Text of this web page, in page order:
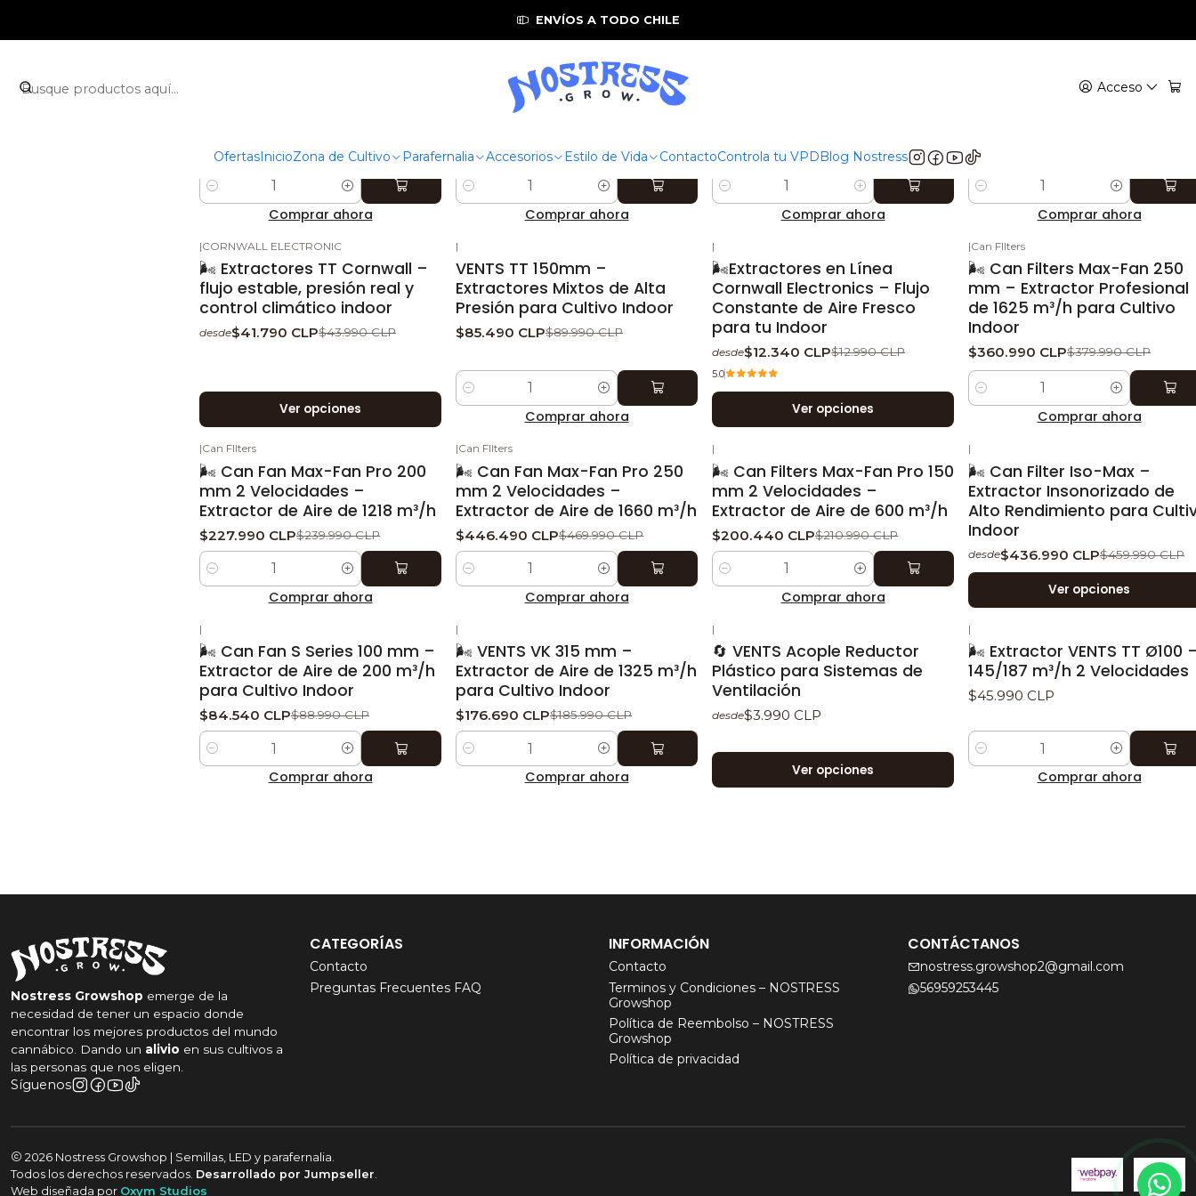
Acceso
OfertasInicioZona de Cultivo Parafernalia Accesorios Estilo de Vida ContactoControla tu VPDBlog Nostress
ENVÍOS A TODO CHILE
Zona de Cultivo Control de temperatura
$13.290 CLP$13.990 CLP
Cantidad
Comprar ahora
DESCUENTO
KASVIENLINEA100MM| KASVI
Extractor en Línea Kasvi 100
mm – Compacto, silencioso y
$12.340 CLP$12.990 CLP
Cantidad
Comprar ahora
$15.190 CLP$15.990 CLP
Cantidad
Comprar ahora
DUCTO ALUMINIO 1MT 125
Cantidad
Comprar ahora
-5%DESCUENTO
|CORNWALL ELECTRONIC
🌬️ Extractores TT Cornwall –
flujo estable, presión real y
control climático indoor
desde$41.790 CLP$43.990 CLP
Ver opciones
|
VENTS TT 150mm –
Extractores Mixtos de Alta
Presión para Cultivo Indoor
$85.490 CLP$89.990 CLP
Cantidad
Comprar ahora
|
🌬️Extractores en Línea
Cornwall Electronics – Flujo
Constante de Aire Fresco
para tu Indoor
desde$12.340 CLP$12.990 CLP
5.0
Ver opciones
-5% DESCUENTO
|Can FIlters
🌬️ Can Filters Max-Fan 250
mm – Extractor Profesional
de 1625 m³/h para Cultivo
Indoor
$360.990 CLP$379.990 CLP
Cantidad
Comprar ahora
|Can FIlters
🌬️ Can Fan Max-Fan Pro 200
mm 2 Velocidades –
Extractor de Aire de 1218 m³/h
$227.990 CLP$239.990 CLP
Cantidad
Comprar ahora
|Can FIlters
🌬️ Can Fan Max-Fan Pro 250
mm 2 Velocidades –
Extractor de Aire de 1660 m³/h
$446.490 CLP$469.990 CLP
Cantidad
Comprar ahora
|
🌬️ Can Filters Max-Fan Pro 150
mm 2 Velocidades –
Extractor de Aire de 600 m³/h
$200.440 CLP$210.990 CLP
Cantidad
Comprar ahora
|
🌬️ Can Filter Iso-Max –
Extractor Insonorizado de
Alto Rendimiento para
Indoor
desde$436.990 CLP$459.990 CLP
Ver opciones
|
🌬️ Can Fan S Series 100 mm –
Extractor de Aire de 200 m³/h
para Cultivo Indoor
$84.540 CLP$88.990 CLP
Cantidad
Comprar ahora
|
🌬️ VENTS VK 315 mm –
Extractor de Aire de 1325 m³/h
para Cultivo Indoor
$176.690 CLP$185.990 CLP
Cantidad
Comprar ahora
|
🔄 VENTS Acople Reductor
Plástico para Sistemas de
Ventilación
desde$3.990 CLP
Ver opciones
|
🌬️ Extractor VENTS TT Ø100
145/187 m³/h 2 Velocidades
$45.990 CLP
Cantidad
Comprar ahora
Nostress Growshop emerge de la
necesidad de tener un espacio donde
encontrar los mejores productos del mundo
cannábico. Dando un alivio en sus cultivos a
las personas que nos eligen.
Síguenos
CATEGORÍAS
Contacto
Preguntas Frecuentes FAQ
INFORMACIÓN
Contacto
Terminos y Condiciones – NOSTRESS
Growshop
Política de Reembolso – NOSTRESS
Growshop
Política de privacidad
CONTÁCTANOS
nostress.growshop2@gmail.com
56959253445
2026 Nostress Growshop | Semillas, LED y parafernalia.
Todos los derechos reservados. Desarrollado por Jumpseller.
Web diseñada por Oxym Studios